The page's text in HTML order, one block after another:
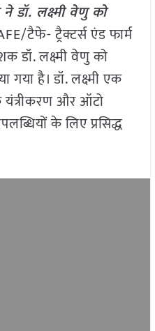
डॉ. लक्ष्मी वेणु को
टैफे- ट्रैक्टर्स एंड फार्म
डॉ. लक्ष्मी वेणु को
गया है। डॉ. लक्ष्मी एक
और ऑटो
के लिए प्रसिद्ध